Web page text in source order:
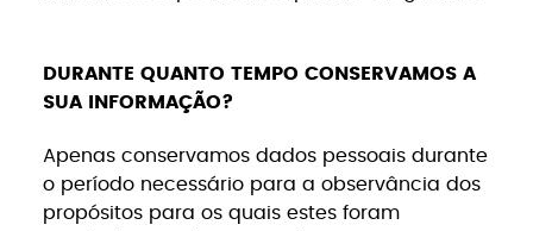
DURANTE QUANTO TEMPO CONSERVAMOS A
SUA INFORMAÇÃO?
Apenas conservamos dados pessoais durante
o período necessário para a observância dos
propósitos para os quais estes foram